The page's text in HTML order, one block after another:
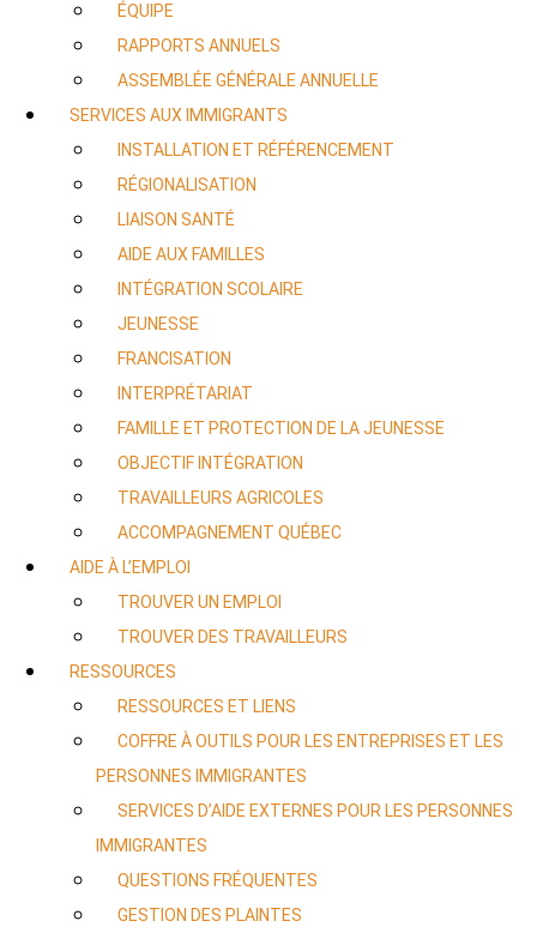
ÉQUIPE
RAPPORTS ANNUELS
ASSEMBLÉE GÉNÉRALE ANNUELLE
SERVICES AUX IMMIGRANTS
INSTALLATION ET RÉFÉRENCEMENT
RÉGIONALISATION
LIAISON SANTÉ
AIDE AUX FAMILLES
INTÉGRATION SCOLAIRE
JEUNESSE
FRANCISATION
INTERPRÉTARIAT
FAMILLE ET PROTECTION DE LA JEUNESSE
OBJECTIF INTÉGRATION
TRAVAILLEURS AGRICOLES
ACCOMPAGNEMENT QUÉBEC
AIDE À L’EMPLOI
TROUVER UN EMPLOI
TROUVER DES TRAVAILLEURS
RESSOURCES
RESSOURCES ET LIENS
COFFRE À OUTILS POUR LES ENTREPRISES ET LES
PERSONNES IMMIGRANTES
SERVICES D’AIDE EXTERNES POUR LES PERSONNES
IMMIGRANTES
QUESTIONS FRÉQUENTES
GESTION DES PLAINTES